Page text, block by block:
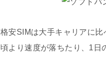
格安SIMは大手キャリアに
頃より速度が落ちたり、1日